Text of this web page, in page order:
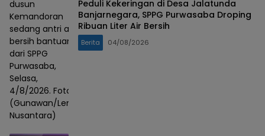
dusun
Kemandoran
sedang antri air
bersih bantuan
dari SPPG
Purwasaba,
Selasa,
4/8/2026. Foto :
(Gunawan/Lensa
Nusantara)
Peduli Kekeringan di Desa Jalatunda
Banjarnegara, SPPG Purwasaba Droping
Ribuan Liter Air Bersih
Berita 04/08/2026